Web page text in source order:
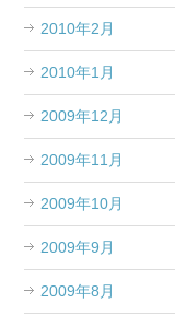
2010年2月
2010年1月
2009年12月
2009年11月
2009年10月
2009年9月
2009年8月